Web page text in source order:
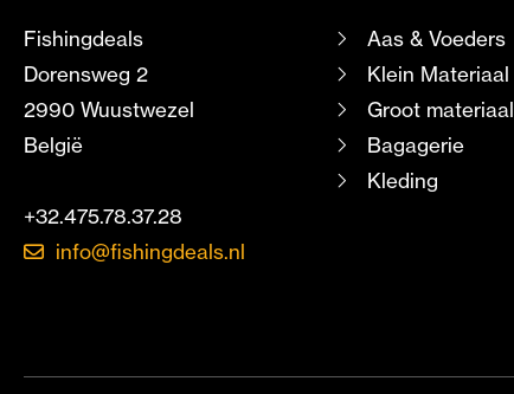
Fishingdeals
Dorensweg 2
2990 Wuustwezel
België
+32.475.78.37.28
info@fishingdeals.nl
Aas & Voeders
Klein Materiaal
Groot materiaal
Bagagerie
Kleding